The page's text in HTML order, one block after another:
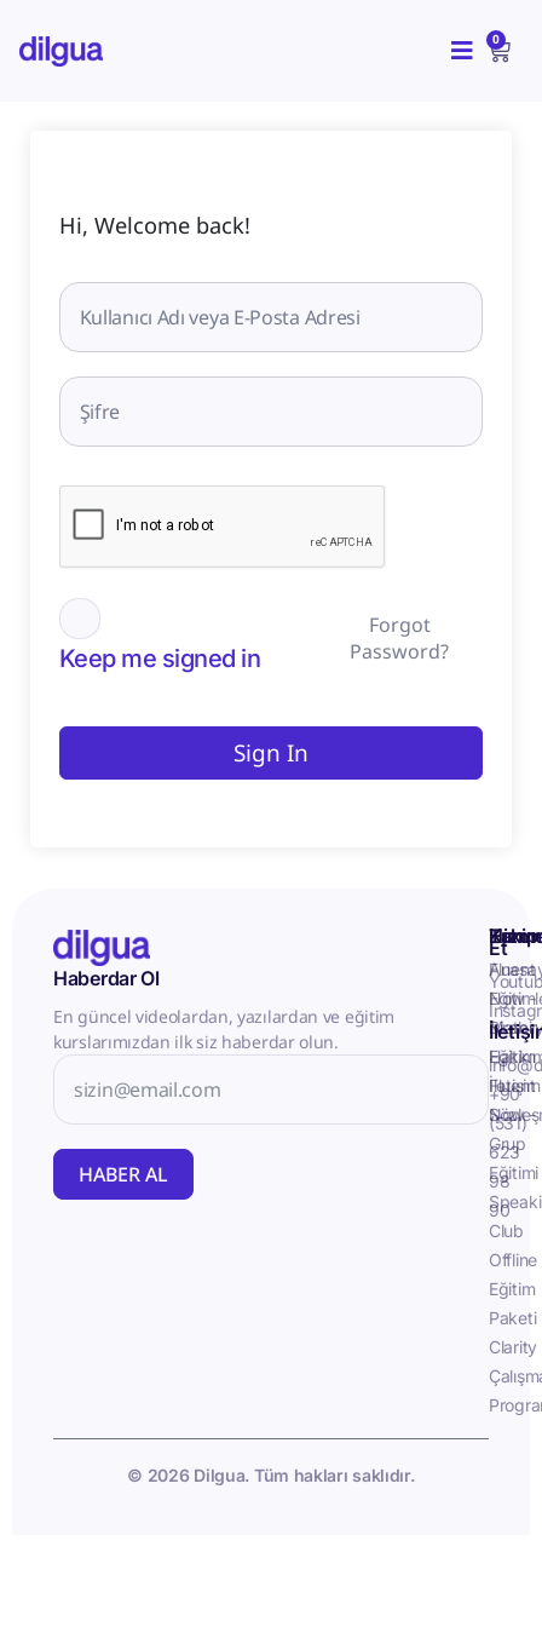
atla
0
Hi, Welcome back!
Keep me signed in
Forgot
Password?
Sign In
Haberdar Ol
En güncel videolardan, yazılardan ve eğitim
kurslarımızdan ilk siz haberdar olun.
HABER AL
İletişim
Fluent
Now -
Birebir
Eğitim
Fluent
Now -
Grup
Eğitimi
Club
Offline
Eğitim
Paketi
Clarity
Takip
Et
+90
(531)
623
98
90
© 2026 Dilgua. Tüm hakları saklıdır.